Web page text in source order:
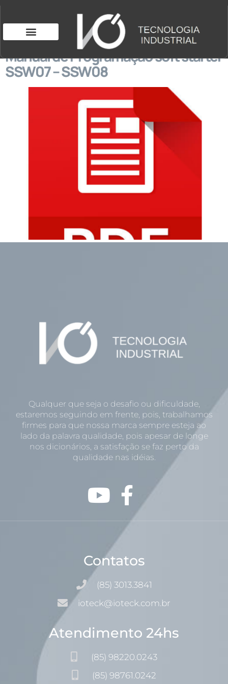
Manual de Programação soft starter
SSW07 – SSW08
Qualquer que seja o desafio ou dificuldade,
estaremos seguindo em frente, pois, trabalhamos
firmes para que nossa marca sempre esteja ao
lado da palavra qualidade, pois apesar de longe
nos dicionários, a satisfação se faz perto da
qualidade nas idéias.
Contatos
(85) 3013.3841
ioteck@ioteck.com.br
Atendimento 24hs
(85) 98220.0243
(85) 98761.0242